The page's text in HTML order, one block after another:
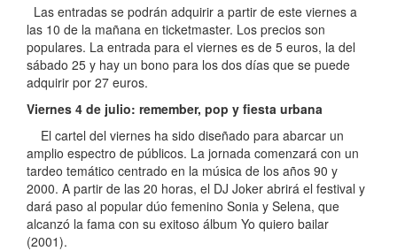
Las entradas se podrán adquirir a partir de este viernes a
las 10 de la mañana en ticketmaster. Los precios son
populares. La entrada para el viernes es de 5 euros, la del
sábado 25 y hay un bono para los dos días que se puede
adquirir por 27 euros.
Viernes 4 de julio: remember, pop y fiesta urbana
El cartel del viernes ha sido diseñado para abarcar un
amplio espectro de públicos. La jornada comenzará con un
tardeo temático centrado en la música de los años 90 y
2000. A partir de las 20 horas, el DJ Joker abrirá el festival y
dará paso al popular dúo femenino Sonia y Selena, que
alcanzó la fama con su exitoso álbum Yo quiero bailar
(2001).